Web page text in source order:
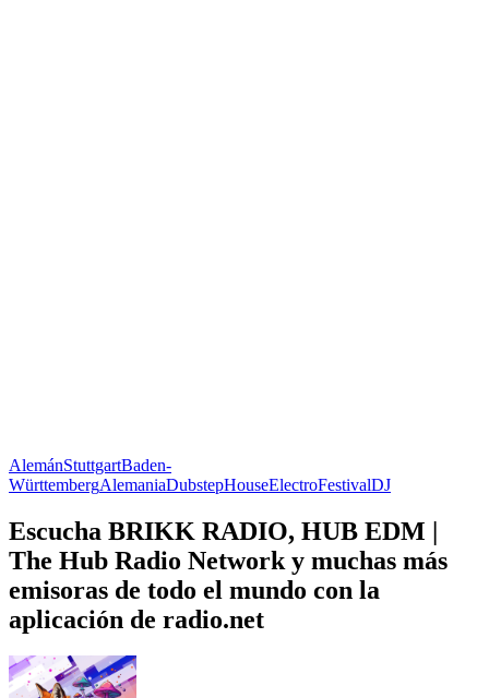
AlemánStuttgartBaden-
WürttembergAlemaniaDubstepHouseElectroFestivalDJ
Escucha BRIKK RADIO, HUB EDM |
The Hub Radio Network y muchas más
emisoras de todo el mundo con la
aplicación de radio.net